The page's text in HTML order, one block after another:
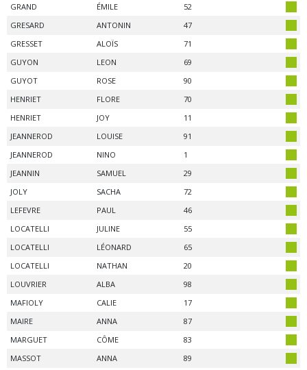
GRAND
ÉMILE
52
GRESARD
ANTONIN
47
GRESSET
ALOÏS
71
GUYON
LEON
69
GUYOT
ROSE
90
HENRIET
FLORE
70
HENRIET
JOY
11
JEANNEROD
LOUISE
91
JEANNEROD
NINO
1
JEANNIN
SAMUEL
29
JOLY
SACHA
72
LEFEVRE
PAUL
46
LOCATELLI
JULINE
55
LOCATELLI
LÉONARD
65
LOCATELLI
NATHAN
20
LOUVRIER
ALBA
98
MAFIOLY
CALIE
17
MAIRE
ANNA
87
MARGUET
CÔME
83
MASSOT
ANNA
89